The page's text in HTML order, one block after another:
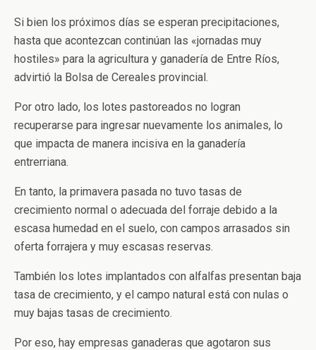
Si bien los próximos días se esperan precipitaciones,
hasta que acontezcan continúan las «jornadas muy
hostiles» para la agricultura y ganadería de Entre Ríos,
advirtió la Bolsa de Cereales provincial.
Por otro lado, los lotes pastoreados no logran
recuperarse para ingresar nuevamente los animales, lo
que impacta de manera incisiva en la ganadería
entrerriana.
En tanto, la primavera pasada no tuvo tasas de
crecimiento normal o adecuada del forraje debido a la
escasa humedad en el suelo, con campos arrasados sin
oferta forrajera y muy escasas reservas.
También los lotes implantados con alfalfas presentan baja
tasa de crecimiento, y el campo natural está con nulas o
muy bajas tasas de crecimiento.
Por eso, hay empresas ganaderas que agotaron sus